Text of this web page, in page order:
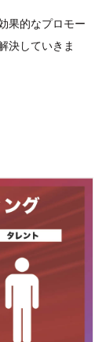
果的なプロモー
決していきま